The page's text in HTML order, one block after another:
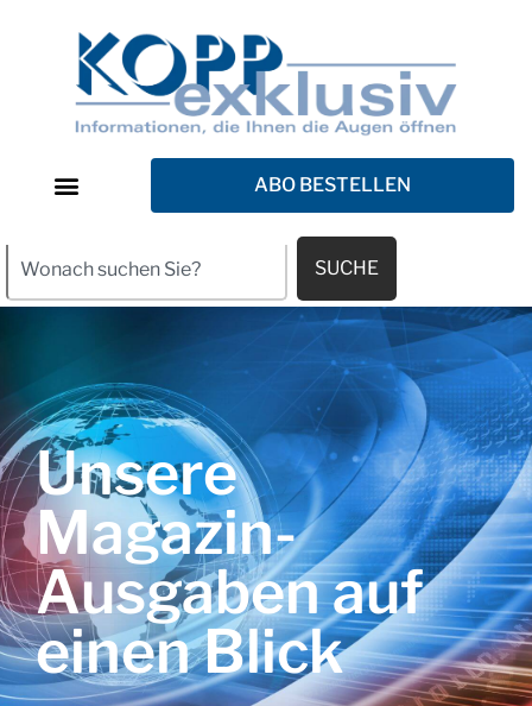
ABO BESTELLEN
SUCHE
Unsere
Magazin-
Ausgaben auf
einen Blick